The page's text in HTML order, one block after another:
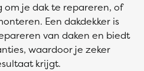
om je dak te repareren, of
Een dakdekker is
van daken en biedt
waardoor je zeker
krijgt.